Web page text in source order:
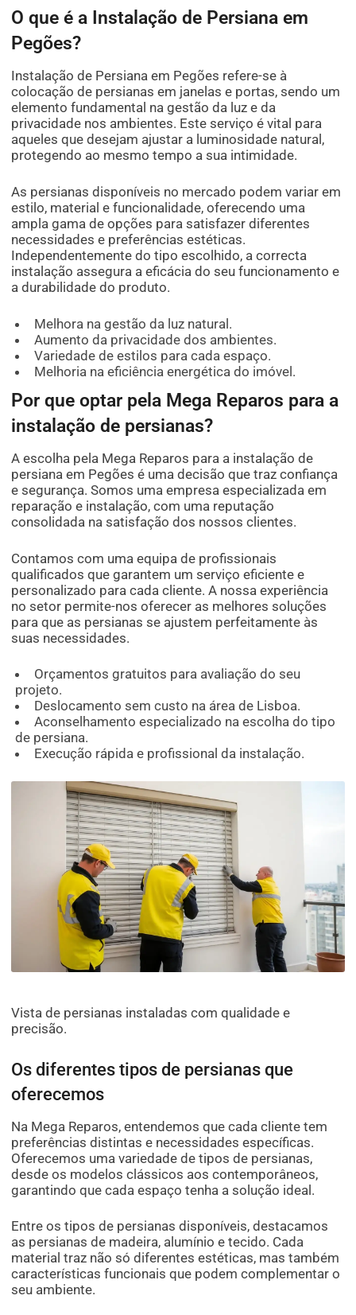
O que é a Instalação de Persiana em
Pegões?
Instalação de Persiana em Pegões refere-se à
colocação de persianas em janelas e portas, sendo um
elemento fundamental na gestão da luz e da
privacidade nos ambientes. Este serviço é vital para
aqueles que desejam ajustar a luminosidade natural,
protegendo ao mesmo tempo a sua intimidade.
As persianas disponíveis no mercado podem variar em
estilo, material e funcionalidade, oferecendo uma
ampla gama de opções para satisfazer diferentes
necessidades e preferências estéticas.
Independentemente do tipo escolhido, a correcta
instalação assegura a eficácia do seu funcionamento e
a durabilidade do produto.
Melhora na gestão da luz natural.
Aumento da privacidade dos ambientes.
Variedade de estilos para cada espaço.
Melhoria na eficiência energética do imóvel.
Por que optar pela Mega Reparos para a
instalação de persianas?
A escolha pela Mega Reparos para a instalação de
persiana em Pegões é uma decisão que traz confiança
e segurança. Somos uma empresa especializada em
reparação e instalação, com uma reputação
consolidada na satisfação dos nossos clientes.
Contamos com uma equipa de profissionais
qualificados que garantem um serviço eficiente e
personalizado para cada cliente. A nossa experiência
no setor permite-nos oferecer as melhores soluções
para que as persianas se ajustem perfeitamente às
suas necessidades.
Orçamentos gratuitos para avaliação do seu
projeto.
Deslocamento sem custo na área de Lisboa.
Aconselhamento especializado na escolha do tipo
de persiana.
Execução rápida e profissional da instalação.
Vista de persianas instaladas com qualidade e
precisão.
Os diferentes tipos de persianas que
oferecemos
Na Mega Reparos, entendemos que cada cliente tem
preferências distintas e necessidades específicas.
Oferecemos uma variedade de tipos de persianas,
desde os modelos clássicos aos contemporâneos,
garantindo que cada espaço tenha a solução ideal.
Entre os tipos de persianas disponíveis, destacamos
as persianas de madeira, alumínio e tecido. Cada
material traz não só diferentes estéticas, mas também
características funcionais que podem complementar o
seu ambiente.